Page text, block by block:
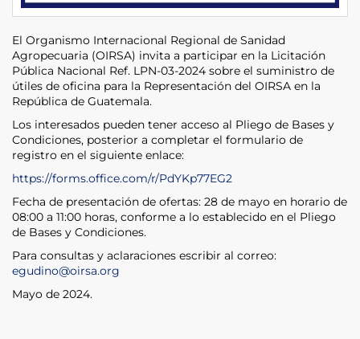
El Organismo Internacional Regional de Sanidad
Agropecuaria (OIRSA) invita a participar en la Licitación
Pública Nacional Ref. LPN-03-2024 sobre el suministro de
útiles de oficina para la Representación del OIRSA en la
República de Guatemala.
Los interesados pueden tener acceso al Pliego de Bases y
Condiciones, posterior a completar el formulario de
registro en el siguiente enlace:
https://forms.office.com/r/PdYKp77EG2
Fecha de presentación de ofertas: 28 de mayo en horario de
08:00 a 11:00 horas, conforme a lo establecido en el Pliego
de Bases y Condiciones.
Para consultas y aclaraciones escribir al correo:
egudino@oirsa.org
Mayo de 2024.